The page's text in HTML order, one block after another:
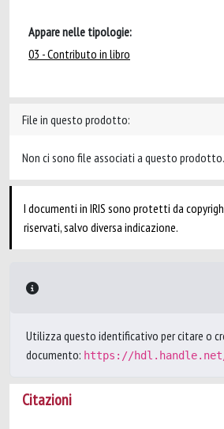
Appare nelle tipologie:
03 - Contributo in libro
File in questo prodotto:
Non ci sono file associati a questo prodotto.
I documenti in IRIS sono protetti da
riservati, salvo diversa indicazione.
Utilizza questo identificativo per citare o
documento: https://hdl.handle.net/
Citazioni